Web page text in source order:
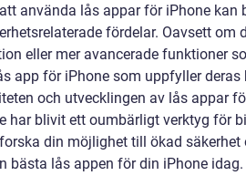
använda lås appar för iPhone kan
fördelar. Oavsett om
eller mer avancerade funktioner
app för iPhone som uppfyller deras
och utvecklingen av lås appar
har blivit ett oumbärligt verktyg för
din möjlighet till ökad
bästa lås appen för din iPhone idag.